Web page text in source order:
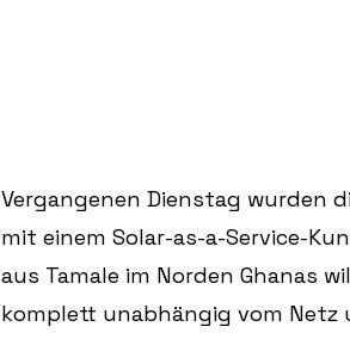
Vergangenen Dienstag wurden
mit einem Solar-as-a-Service-
aus Tamale im Norden Ghanas
komplett unabhängig vom Netz